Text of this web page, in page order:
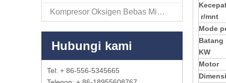
Kompresor Oksigen Bebas Minyak
Hubungi kami
Tel: + 86-556-5345665
r/mnt
Mode
Batang
KW
Motor